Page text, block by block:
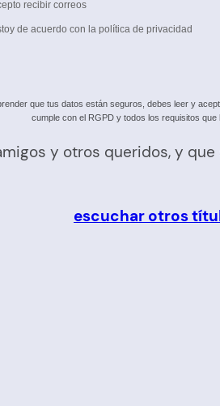
recibir correos
de acuerdo con la política de privacidad
que tus datos están seguros, debes leer y
cumple con el RGPD y todos los requisitos que
y otros queridos, y que
escuchar otros